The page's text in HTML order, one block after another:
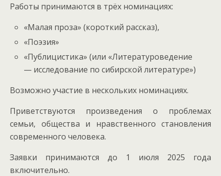
Работы принимаются в трёх номинациях:
«Малая проза» (короткий рассказ),
«Поэзия»
«Публицистика» (или «Литературоведение
— исследование по сибирской литературе»)
Возможно участие в нескольких номинациях.
Приветствуются произведения о проблемах
семьи, общества и нравственного становления
современного человека.
Заявки принимаются до 1 июля 2025 года
включительно.